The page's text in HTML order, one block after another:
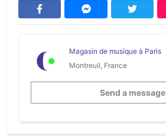
Magasin de musique à Paris
Montreuil, France
Send a message